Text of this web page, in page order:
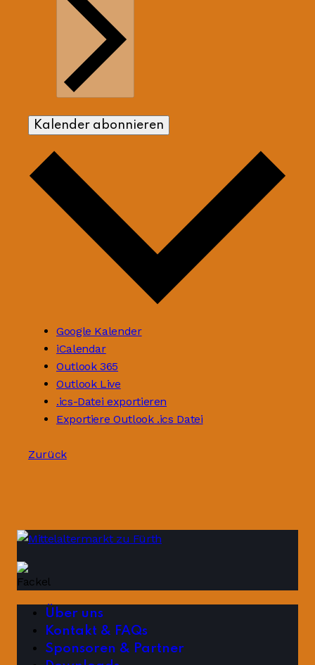
Kalender abonnieren
Google Kalender
iCalendar
Outlook 365
Outlook Live
.ics-Datei exportieren
Exportiere Outlook .ics Datei
Zurück
Über uns
Kontakt & FAQs
Sponsoren & Partner